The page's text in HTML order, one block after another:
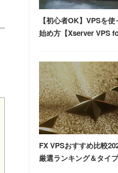
【初心者OK】VPSを
始め方【Xserver VPS
FX VPSおすすめ比較
厳選ランキング＆タイ